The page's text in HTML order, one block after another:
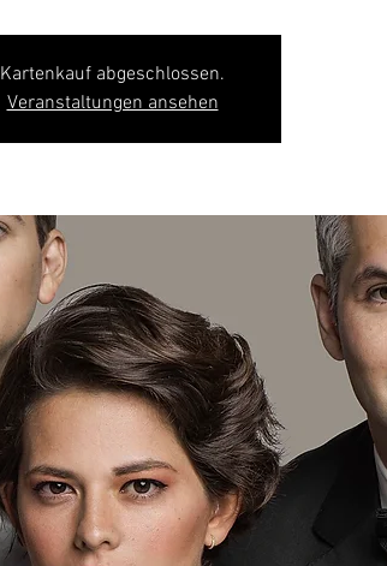
Kartenkauf abgeschlossen.
Veranstaltungen ansehen